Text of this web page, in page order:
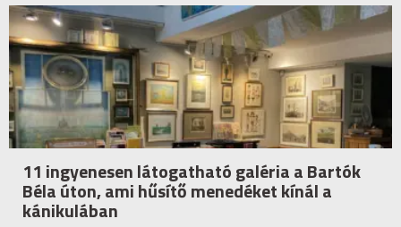
11 ingyenesen látogatható galéria a Bartók
Béla úton, ami hűsítő menedéket kínál a
kánikulában